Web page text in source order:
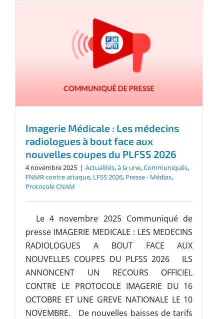
Imagerie Médicale : Les médecins
radiologues à bout face aux
nouvelles coupes du PLFSS 2026
4 novembre 2025 | Actualités,à la une,Communiqués,
FNMR contre attaque, LFSS 2026, Presse - Médias,
Protocole CNAM
Le 4 novembre 2025 Communiqué de
presse IMAGERIE MEDICALE : LES MEDECINS
RADIOLOGUES A BOUT FACE AUX
NOUVELLES COUPES DU PLFSS 2026 ILS
ANNONCENT UN RECOURS OFFICIEL
CONTRE LE PROTOCOLE IMAGERIE DU 16
OCTOBRE ET UNE GREVE NATIONALE LE 10
NOVEMBRE. De nouvelles baisses de tarifs